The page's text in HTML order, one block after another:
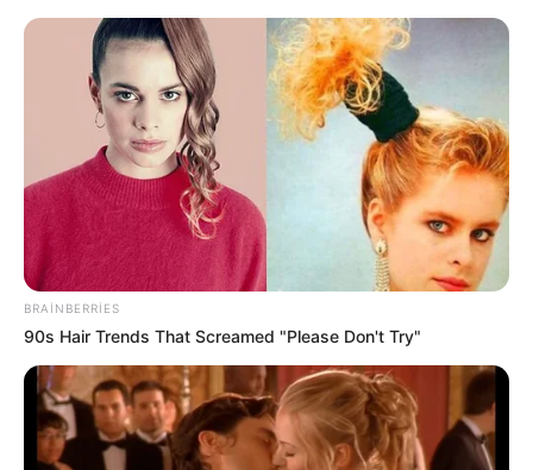
Zakir Həsənov Hava Döyüş
Komandanlığına tapşırıqlar verdi -
VİDEO
Bu halda torpağınız əlinizdən ALINACAQ —
DİQQƏT!
BRAINBERRIES
90s Hair Trends That Screamed "Please Don't Try"